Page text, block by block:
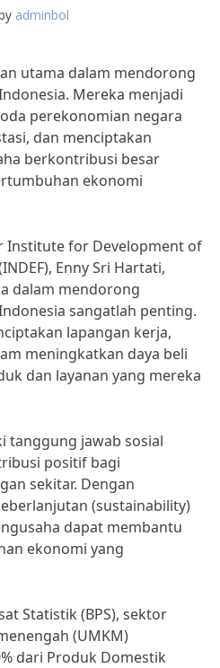
adminbol
utama dalam mendorong
Mereka menjadi
perekonomian negara
dan menciptakan
berkontribusi besar
ekonomi
Institute for Development of
Enny Sri Hartati,
dalam mendorong
sangatlah penting.
lapangan kerja,
meningkatkan daya beli
dan layanan yang mereka
tanggung jawab sosial
positif bagi
sekitar. Dengan
(sustainability)
dapat membantu
ekonomi yang
Statistik (BPS), sektor
(UMKM)
dari Produk Domestik